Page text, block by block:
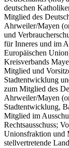
deutschen
Mitglied des
Ahrweiler/Mayen
und
für Inneres und im
Europäischen
Kreisverbands
Mitglied und
Stadtentwicklung
zum Mitglied des
Ahrweiler/Mayen
Stadtentwicklung,
Mitglied im
Rechtsausschuss;
Unionsfraktion und
stellvertretende